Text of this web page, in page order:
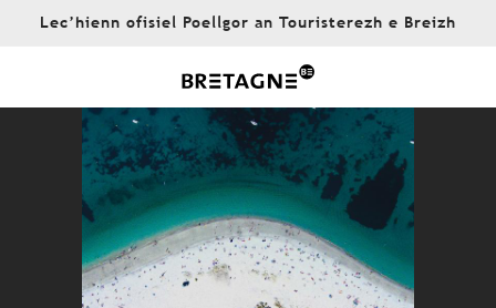
Lec’hienn ofisiel Poellgor an Touristerezh e Breizh